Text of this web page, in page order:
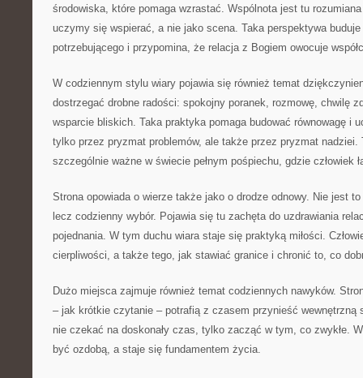
środowiska, które pomaga wzrastać. Wspólnota jest tu
uczymy się wspierać, a nie jako scena. Taka perspektywa
potrzebującego i przypomina, że relacja z Bogiem owocuje
W codziennym stylu wiary pojawia się również temat
dostrzegać drobne radości: spokojny poranek, rozmowę, chwilę
wsparcie bliskich. Taka praktyka pomaga budować równowagę i
tylko przez pryzmat problemów, ale także przez pryzmat nadziei.
szczególnie ważne w świecie pełnym pośpiechu, gdzie człowiek
Strona opowiada o wierze także jako o drodze odnowy. Nie jest
lecz codzienny wybór. Pojawia się tu zachęta do uzdrawiania
pojednania. W tym duchu wiara staje się praktyką miłości.
cierpliwości, a także tego, jak stawiać granice i chronić to, co
Dużo miejsca zajmuje również temat codziennych nawyków.
– jak krótkie czytanie – potrafią z czasem przynieść wewnętrzną
nie czekać na doskonały czas, tylko zacząć w tym, co zwykłe.
być ozdobą, a staje się fundamentem życia.